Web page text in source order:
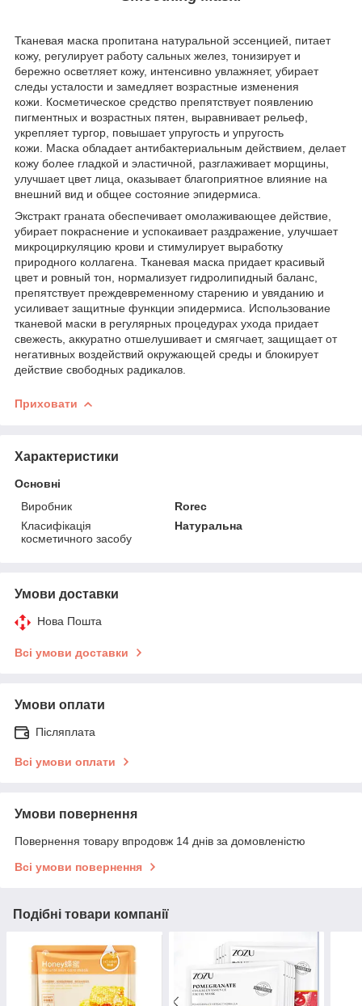
Тканевая маска пропитана натуральной эссенцией, питает
кожу, регулирует работу сальных желез, тонизирует и
бережно осветляет кожу, интенсивно увлажняет, убирает
следы усталости и замедляет возрастные изменения
кожи. Косметическое средство препятствует появлению
пигментных и возрастных пятен, выравнивает рельеф,
укрепляет тургор, повышает упругость и упругость
кожи. Маска обладает антибактериальным действием, делает
кожу более гладкой и эластичной, разглаживает морщины,
улучшает цвет лица, оказывает благоприятное влияние на
внешний вид и общее состояние эпидермиса.
Экстракт граната обеспечивает омолаживающее действие,
убирает покраснение и успокаивает раздражение, улучшает
микроциркуляцию крови и стимулирует выработку
природного коллагена. Тканевая маска придает красивый
цвет и ровный тон, нормализует гидролипидный баланс,
препятствует преждевременному старению и увяданию и
усиливает защитные функции эпидермиса. Использование
тканевой маски в регулярных процедурах ухода придает
свежесть, аккуратно отшелушивает и смягчает, защищает от
негативных воздействий окружающей среды и блокирует
действие свободных радикалов.
Приховати
Характеристики
Основні
Виробник
Rorec
Класифікація
косметичного засобу
Натуральна
Умови доставки
Нова Пошта
Всі умови доставки
Умови оплати
Післяплата
Всі умови оплати
Умови повернення
Повернення товару впродовж 14 днів за домовленістю
Всі умови повернення
Подібні товари компанії